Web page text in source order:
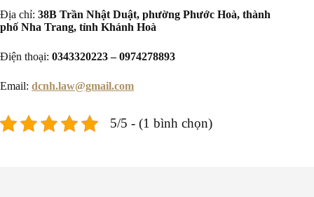
Địa chỉ: 38B Trần Nhật Duật, phường Phước Hoà, thành
phố Nha Trang, tỉnh Khánh Hoà
Điện thoại: 0343320223 – 0974278893
Email: dcnh.law@gmail.com
5/5 - (1 bình chọn)